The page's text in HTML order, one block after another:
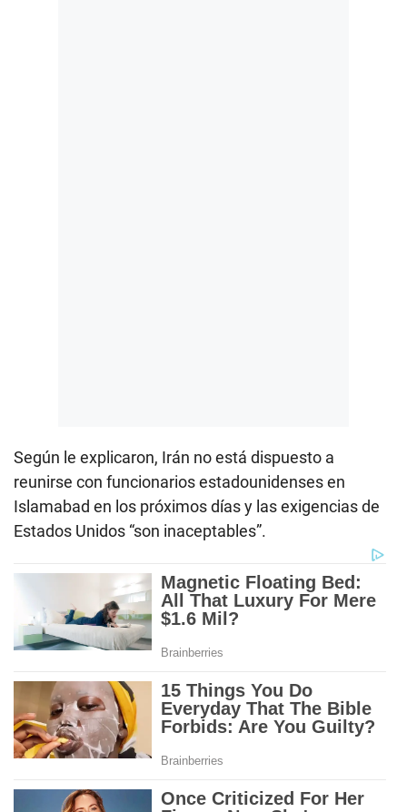
Según le explicaron, Irán no está dispuesto a
reunirse con funcionarios estadounidenses en
Islamabad en los próximos días y las exigencias de
Estados Unidos “son inaceptables”.